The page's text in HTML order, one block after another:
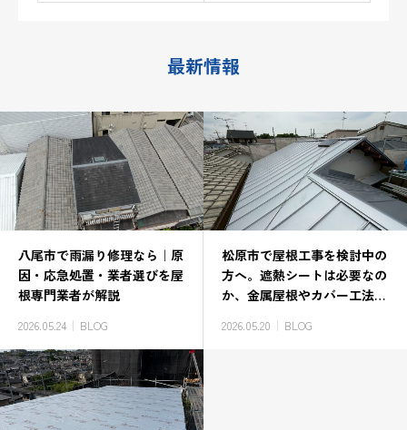
最新情報
八尾市で雨漏り修理なら｜原
因・応急処置・業者選びを屋
根専門業者が解説
2026.05.24 BLOG
松原市で屋根工事を検討中の
方へ。遮熱シートは必要なの
か、金属屋根やカバー工法と
根のプロが解説します。
2026.05.20 BLOG